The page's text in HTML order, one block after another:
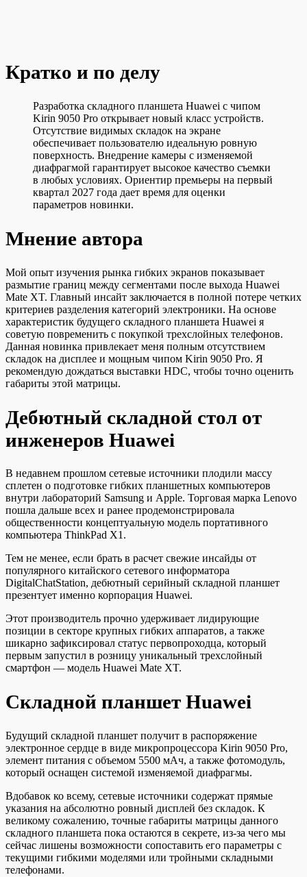
Кратко и по делу
Разработка складного планшета Huawei с чипом
Kirin 9050 Pro открывает новый класс устройств.
Отсутствие видимых складок на экране
обеспечивает пользователю идеальную ровную
поверхность. Внедрение камеры с изменяемой
диафрагмой гарантирует высокое качество съемки
в любых условиях. Ориентир премьеры на первый
квартал 2027 года дает время для оценки
параметров новинки.
Мнение автора
Мой опыт изучения рынка гибких экранов показывает
размытие границ между сегментами после выхода Huawei
Mate XT. Главный инсайт заключается в полной потере четких
критериев разделения категорий электроники. На основе
характеристик будущего складного планшета Huawei я
советую повременить с покупкой трехслойных телефонов.
Данная новинка привлекает меня полным отсутствием
складок на дисплее и мощным чипом Kirin 9050 Pro. Я
рекомендую дождаться выставки HDC, чтобы точно оценить
габариты этой матрицы.
Дебютный складной стол от
инженеров Huawei
В недавнем прошлом сетевые источники плодили массу
сплетен о подготовке гибких планшетных компьютеров
внутри лабораторий Samsung и Apple. Торговая марка Lenovo
пошла дальше всех и ранее продемонстрировала
общественности концептуальную модель портативного
компьютера ThinkPad X1.
Тем не менее, если брать в расчет свежие инсайды от
популярного китайского сетевого информатора
DigitalChatStation, дебютный серийный складной планшет
презентует именно корпорация Huawei.
Этот производитель прочно удерживает лидирующие
позиции в секторе крупных гибких аппаратов, а также
шикарно зафиксировал статус первопроходца, который
первым запустил в розницу уникальный трехслойный
смартфон — модель Huawei Mate XT.
Складной планшет Huawei
Будущий складной планшет получит в распоряжение
электронное сердце в виде микропроцессора Kirin 9050 Pro,
элемент питания с объемом 5500 мАч, а также фотомодуль,
который оснащен системой изменяемой диафрагмы.
Вдобавок ко всему, сетевые источники содержат прямые
указания на абсолютно ровный дисплей без складок. К
великому сожалению, точные габариты матрицы данного
складного планшета пока остаются в секрете, из-за чего мы
сейчас лишены возможности сопоставить его параметры с
текущими гибкими моделями или тройными складными
телефонами.